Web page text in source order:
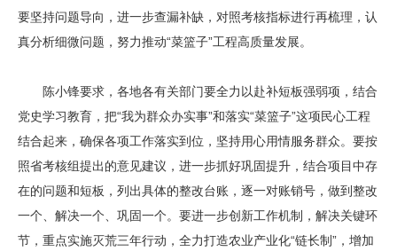
要坚持问题导向，进一步查漏补缺，对照考核指标进行再梳理，认
真分析细微问题，努力推动“菜篮子”工程高质量发展。
陈小锋要求，各地各有关部门要全力以赴补短板强弱项，结合
党史学习教育，把“我为群众办实事”和落实“菜篮子”这项民心工程
结合起来，确保各项工作落实到位，坚持用心用情服务群众。要按
照省考核组提出的意见建议，进一步抓好巩固提升，结合项目中存
在的问题和短板，列出具体的整改台账，逐一对账销号，做到整改
一个、解决一个、巩固一个。要进一步创新工作机制，解决关键环
节，重点实施灭荒三年行动，全力打造农业产业化“链长制”，增加